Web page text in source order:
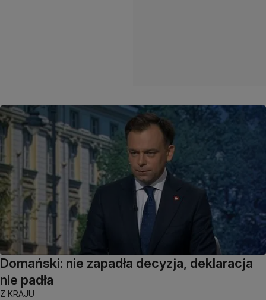
Domański: nie zapadła decyzja, deklaracja
nie padła
Z KRAJU